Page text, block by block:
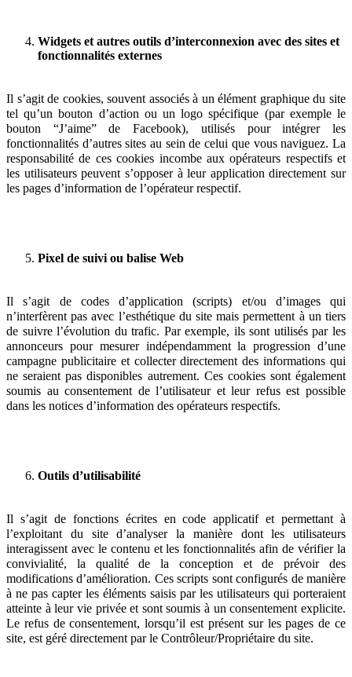
Widgets et autres outils d’interconnexion avec des sites et
fonctionnalités externes
Il s’agit de cookies, souvent associés à un élément graphique du site
tel qu’un bouton d’action ou un logo spécifique (par exemple le
bouton “J’aime” de Facebook), utilisés pour intégrer les
fonctionnalités d’autres sites au sein de celui que vous naviguez. La
responsabilité de ces cookies incombe aux opérateurs respectifs et
les utilisateurs peuvent s’opposer à leur application directement sur
les pages d’information de l’opérateur respectif.
Pixel de suivi ou balise Web
Il s’agit de codes d’application (scripts) et/ou d’images qui
n’interfèrent pas avec l’esthétique du site mais permettent à un tiers
de suivre l’évolution du trafic. Par exemple, ils sont utilisés par les
annonceurs pour mesurer indépendamment la progression d’une
campagne publicitaire et collecter directement des informations qui
ne seraient pas disponibles autrement. Ces cookies sont également
soumis au consentement de l’utilisateur et leur refus est possible
dans les notices d’information des opérateurs respectifs.
Outils d’utilisabilité
Il s’agit de fonctions écrites en code applicatif et permettant à
l’exploitant du site d’analyser la manière dont les utilisateurs
interagissent avec le contenu et les fonctionnalités afin de vérifier la
convivialité, la qualité de la conception et de prévoir des
modifications d’amélioration. Ces scripts sont configurés de manière
à ne pas capter les éléments saisis par les utilisateurs qui porteraient
atteinte à leur vie privée et sont soumis à un consentement explicite.
Le refus de consentement, lorsqu’il est présent sur les pages de ce
site, est géré directement par le Contrôleur/Propriétaire du site.